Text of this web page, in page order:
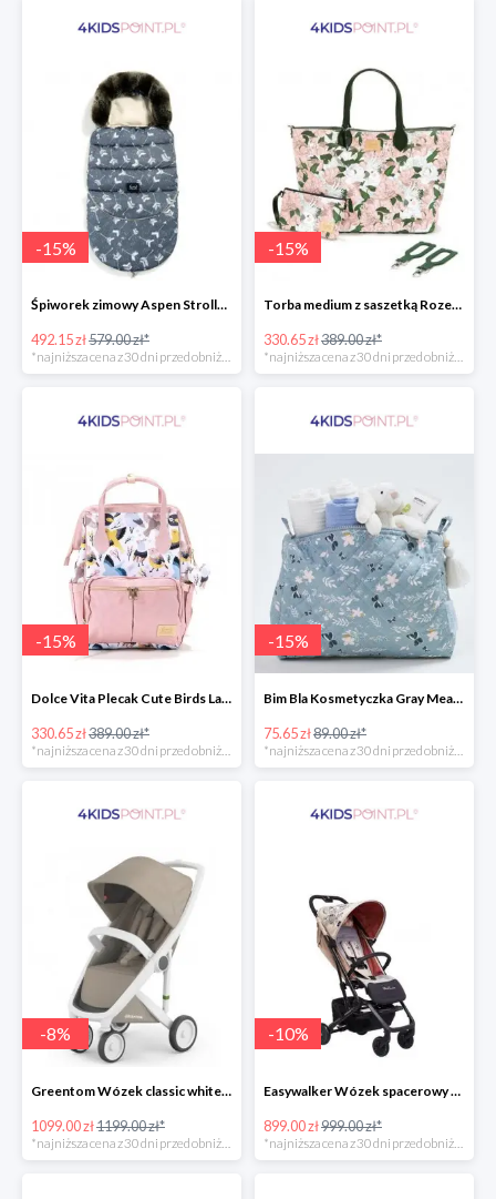
-15%
Śpiworek zimowy Aspen Stroller Bag Combo Boho Royal Arrows Dark & Rafaello La Millou -15%
492.15 zł579.00 zł*
*najniższa cena z 30 dni przed obniżką
-15%
Torba medium z saszetką Rozenek Lady Peony Premium Zip La Millou -15%
330.65 zł389.00 zł*
*najniższa cena z 30 dni przed obniżką
-15%
Dolce Vita Plecak Cute Birds La Millou -15%
330.65 zł389.00 zł*
-15%
Bim Bla Kosmetyczka Gray Meadow -15%
75.65 zł89.00 zł*
-8%
Greentom Wózek classic white-sand
1099.00 zł1199.00 zł*
*najniższa cena z 30 dni przed obniżką
-10%
Easywalker Wózek spacerowy z osłonką przeciwdeszczową Buggy XS Minnie Ornament Disney
899.00 zł999.00 zł*
*najniższa cena z 30 dni przed obniżką